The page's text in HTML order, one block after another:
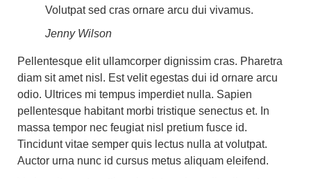
Volutpat sed cras ornare arcu dui vivamus.
Jenny Wilson
Pellentesque elit ullamcorper dignissim cras. Pharetra
diam sit amet nisl. Est velit egestas dui id ornare arcu
odio. Ultrices mi tempus imperdiet nulla. Sapien
pellentesque habitant morbi tristique senectus et. In
massa tempor nec feugiat nisl pretium fusce id.
Tincidunt vitae semper quis lectus nulla at volutpat.
Auctor urna nunc id cursus metus aliquam eleifend.